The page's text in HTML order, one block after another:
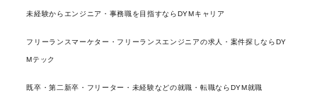
未経験からエンジニア・事務職を目指すならDYMキャリア
フリーランスマーケター・フリーランスエンジニアの求人・案件探しならDY
Mテック
既卒・第二新卒・フリーター・未経験などの就職・転職ならDYM就職